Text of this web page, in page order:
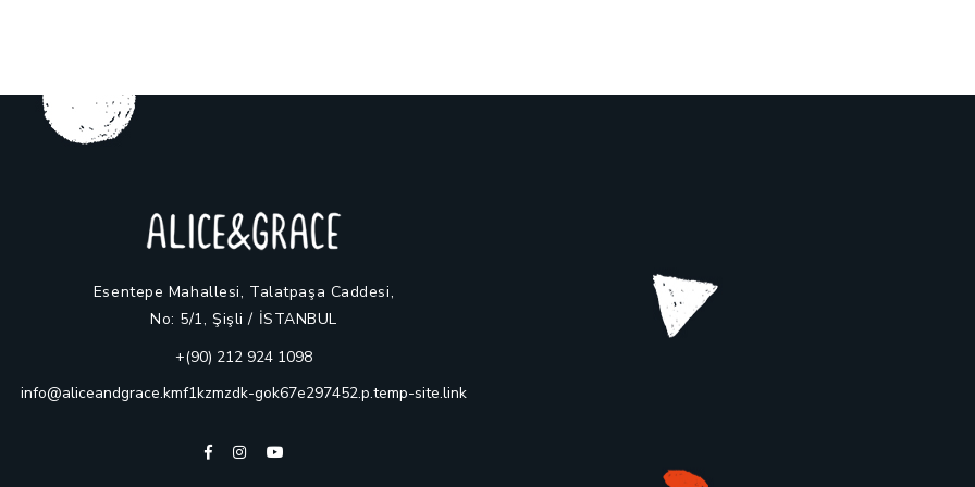
Esentepe Mahallesi, Talatpaşa Caddesi,
No: 5/1, Şişli / İSTANBUL
+(90) 212 924 1098
info@aliceandgrace.kmf1kzmzdk-gok67e297452.p.temp-site.link